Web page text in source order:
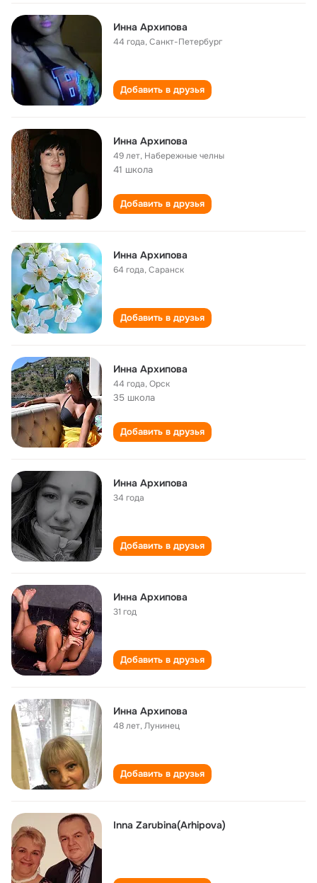
Инна Архипова
44 года,Санкт-Петербург
Добавить в друзья
Инна Архипова
49 лет, Набережные челны
41 школа
Добавить в друзья
Инна Архипова
64 года,Саранск
Добавить в друзья
Инна Архипова
44 года,Орск
35 школа
Добавить в друзья
Инна Архипова
34 года
Добавить в друзья
Инна Архипова
31 год
Добавить в друзья
Инна Архипова
48 лет,Лунинец
Добавить в друзья
Inna Zarubina(Arhipova)